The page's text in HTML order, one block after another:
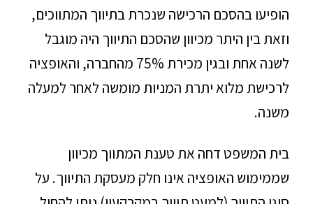
הופיעו בהסכם הרכישה שנכרת בתיווך המתווכים,
וזאת בין היתר מכיוון שהסכם התיווך היה מוגבל
לשנה אחת ובגין מכירת 75% מהחברה, והאופציה
לרכישת מלוא יתרת המניות מומשה לאחר למעלה
משנה.
בית המשפט דחה את טענת המתווך מכיוון
שממימוש האופציה אינו חלק מעסקת התיווך. על